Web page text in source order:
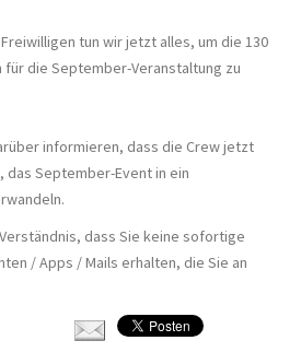
tun wir jetzt alles, um die 130
die September-Veranstaltung zu
informieren, dass die Crew jetzt
September-Event in ein
dass Sie keine sofortige
/ Apps / Mails erhalten, die Sie an